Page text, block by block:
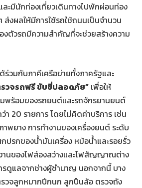
ละมีนักท่องเที่ยวเดินทางไปพักผ่อนท่อง
งผลให้มีการใช้รถใช้ถนนเป็นจำนวน
ตัวรถมีความสำคัญที่จะช่วยสร้างความ
ร่วมกับภาคีเครือข่ายทั้งภาครัฐและ
วจรถฟรี ขับขี่ปลอดภัย” เพื่อให้
พร้อมของรถยนต์และรถจักรยานยนต์
า 20 รายการ โดยไม่คิดค่าบริการ เช่น
าพยาง การทำงานของเครื่องยนต์ ระดับ
ปรกของน้ำมันเครื่อง หม้อน้ำและรอยรั่ว
านของไฟส่องสว่างและไฟสัญญาณต่าง
รดูแลจากช่างผู้ชำนาญ นอกจากนี้ บาง
วจลูกหมากปีกนก ลูกปืนล้อ ตรวจถัง